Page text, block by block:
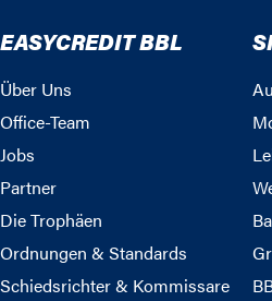
EASYCREDIT BBL
Über Uns
Office-Team
Jobs
Partner
Die Trophäen
Ordnungen & Standards
Schiedsrichter & Kommissare